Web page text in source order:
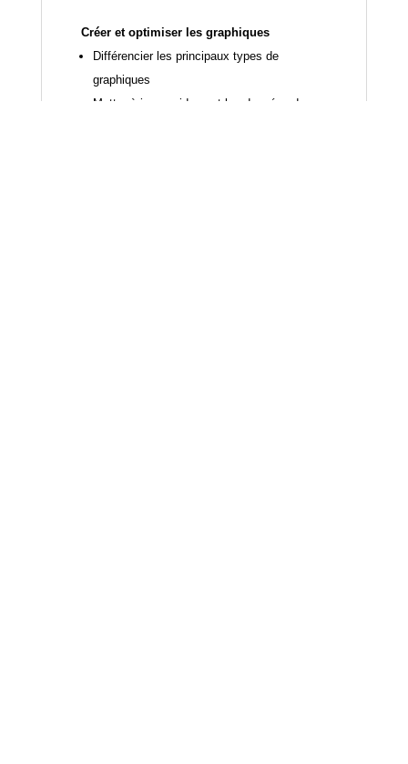
Créer et optimiser les graphiques
Différencier les principaux types de
graphiques
Mettre à jour rapidement les données dans un